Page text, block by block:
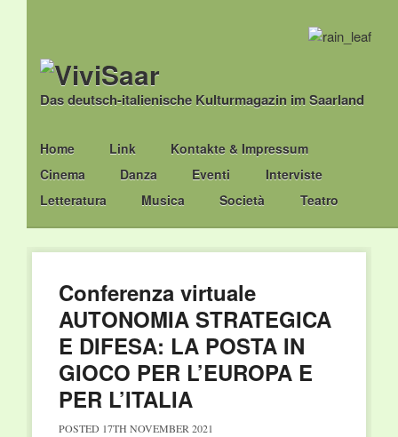
Das deutsch-italienische Kulturmagazin im Saarland
Main menu
Skip
to
content
Home Link
Kontakte & Impressum
Cinema
Danza Eventi
Interviste
Letteratura
Musica Società Teatro
Conferenza virtuale
AUTONOMIA STRATEGICA
E DIFESA: LA POSTA IN
GIOCO PER L’EUROPA E
PER L’ITALIA
POSTED 17TH NOVEMBER 2021